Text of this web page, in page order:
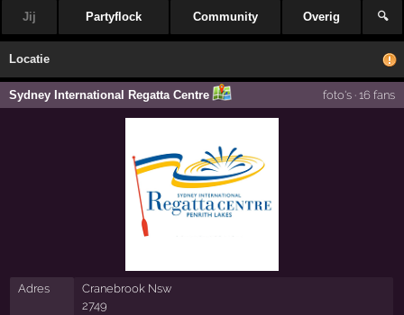
Jij Partyflock Community Overig 🔍
Locatie
Sydney International Regatta Centre foto's· 16 fans
Adres
Cranebrook Nsw
2749